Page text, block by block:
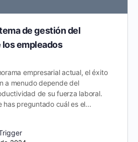
de gestión del
empleados
empresarial actual, el éxito
a menudo depende del
de su fuerza laboral.
has preguntado cuál es el...